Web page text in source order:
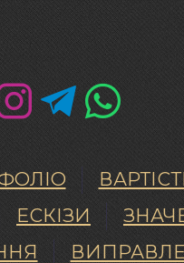
ЕСКІЗИ